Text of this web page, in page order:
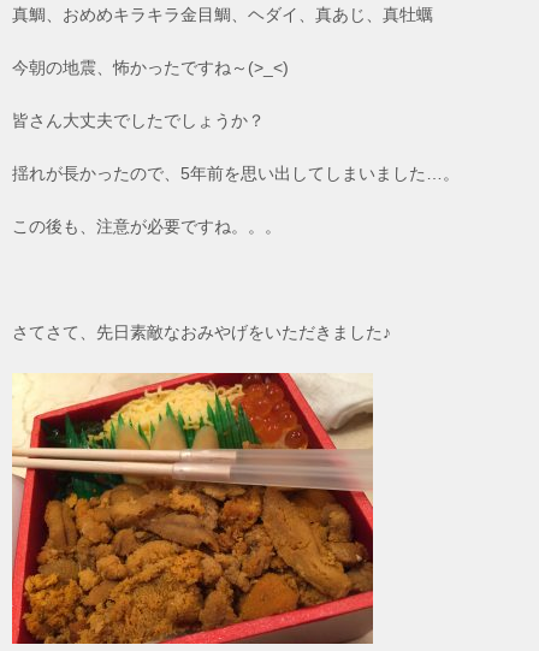
真鯛、おめめキラキラ金目鯛、ヘダイ、真あじ、真牡蠣
今朝の地震、怖かったですね～(>_<)
皆さん大丈夫でしたでしょうか？
揺れが長かったので、5年前を思い出してしまいました…。
この後も、注意が必要ですね。。。
さてさて、先日素敵なおみやげをいただきました♪